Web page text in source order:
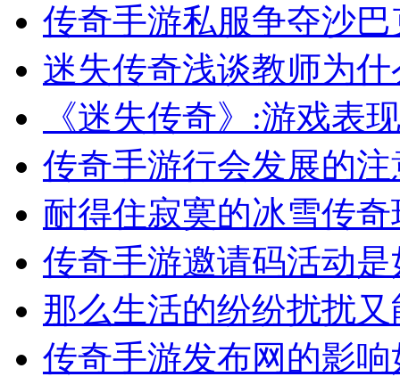
传奇手游私服争夺沙巴
迷失传奇浅谈教师为
《迷失传奇》:游戏表
传奇手游行会发展的
耐得住寂寞的冰雪传
传奇手游邀请码活动
那么生活的纷纷扰扰
传奇手游发布网的影响